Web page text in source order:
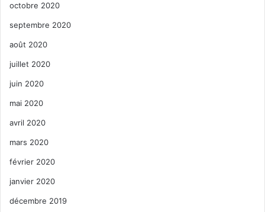
octobre 2020
septembre 2020
août 2020
juillet 2020
juin 2020
mai 2020
avril 2020
mars 2020
février 2020
janvier 2020
décembre 2019